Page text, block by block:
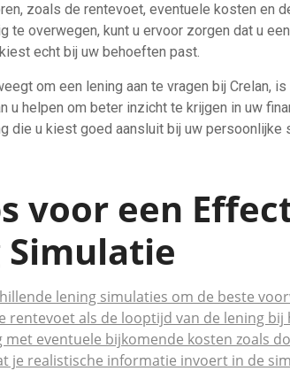
zoals de rentevoet, eventuele kosten en
te overwegen, kunt u ervoor zorgen dat u
echt bij uw behoeften past.
om een lening aan te vragen bij Crelan,
u helpen om beter inzicht te krijgen in uw
die u kiest goed aansluit bij uw persoonlijke
voor een
Simulatie
lening simulaties om de beste
rentevoet als de looptijd van de lening bij
met eventuele bijkomende kosten zoals
je realistische informatie invoert in de